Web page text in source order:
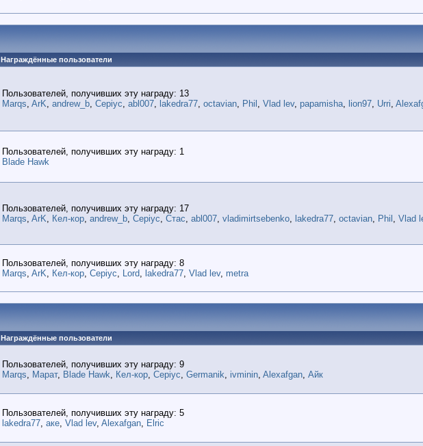
Награждённые пользователи
Пользователей, получивших эту награду: 13
Marqs, ArK, andrew_b, Cepiyc, abl007, lakedra77, octavian, Phil , Vlad lev, papamisha, lion97, Urri,
Пользователей, получивших эту награду: 1
Blade Hawk
Пользователей, получивших эту награду: 17
Marqs, ArK, Кел-кор, andrew_b, Cepiyc, Стас, abl007, vladimirtsebenko, lakedra77, octavian, Phil , Vlad
Пользователей, получивших эту награду: 8
Marqs, ArK, Кел-кор, Cepiyc, Lord, lakedra77, Vlad lev, metra
Награждённые пользователи
Пользователей, получивших эту награду: 9
Marqs, Марат, Blade Hawk, Кел-кор, Cepiyc, Germanik, ivminin, Alexafgan, Айк
Пользователей, получивших эту награду: 5
lakedra77, аке, Vlad lev, Alexafgan, Elric